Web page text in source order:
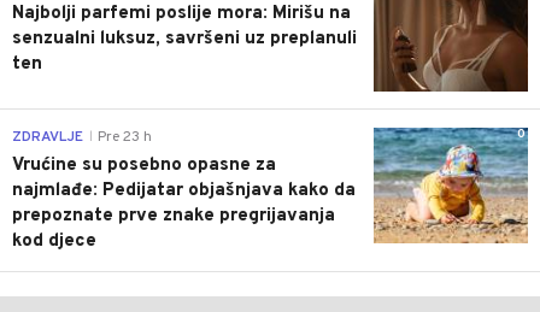
Najbolji parfemi poslije mora: Mirišu na
senzualni luksuz, savršeni uz preplanuli
ten
0
ZDRAVLJE Pre 23 h
Vrućine su posebno opasne za
najmlađe: Pedijatar objašnjava kako da
prepoznate prve znake pregrijavanja
kod djece